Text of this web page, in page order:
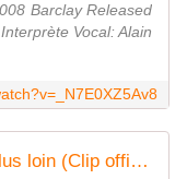
Barclay Released
Vocal: Alain
Gauvain Sers - Quatre enfants plus loin (Clip officiel)